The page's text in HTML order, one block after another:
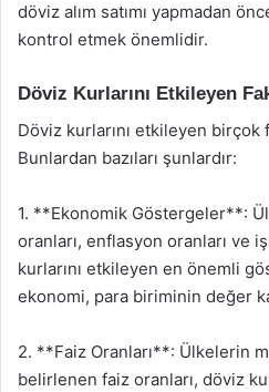
döviz alım satımı yapmadan
kontrol etmek önemlidir.
Döviz Kurlarını Etkileyen
Döviz kurlarını etkileyen birçok
Bunlardan bazıları şunlardır:
1. **Ekonomik Göstergeler**:
oranları, enflasyon oranları ve
kurlarını etkileyen en önemli
ekonomi, para biriminin değer
2. **Faiz Oranları**: Ülkelerin
belirlenen faiz oranları, döviz